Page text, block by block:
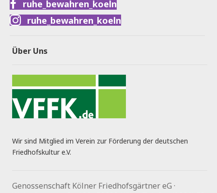
ruhe_bewahren_koeln
ruhe_bewahren_koeln
Über Uns
Wir sind Mitglied im Verein zur Förderung der deutschen
Friedhofskultur e.V.
Genossenschaft Kölner Friedhofsgärtner eG ·